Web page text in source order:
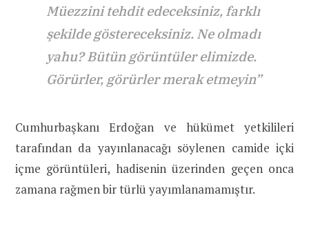
Müezzini tehdit edeceksiniz, farklı
şekilde göstereceksiniz. Ne olmadı
yahu? Bütün görüntüler elimizde.
Görürler, görürler merak etmeyin”
Cumhurbaşkanı Erdoğan ve hükümet yetkilileri
tarafından da yayınlanacağı söylenen camide içki
içme görüntüleri, hadisenin üzerinden geçen onca
zamana rağmen bir türlü yayımlanamamıştır.